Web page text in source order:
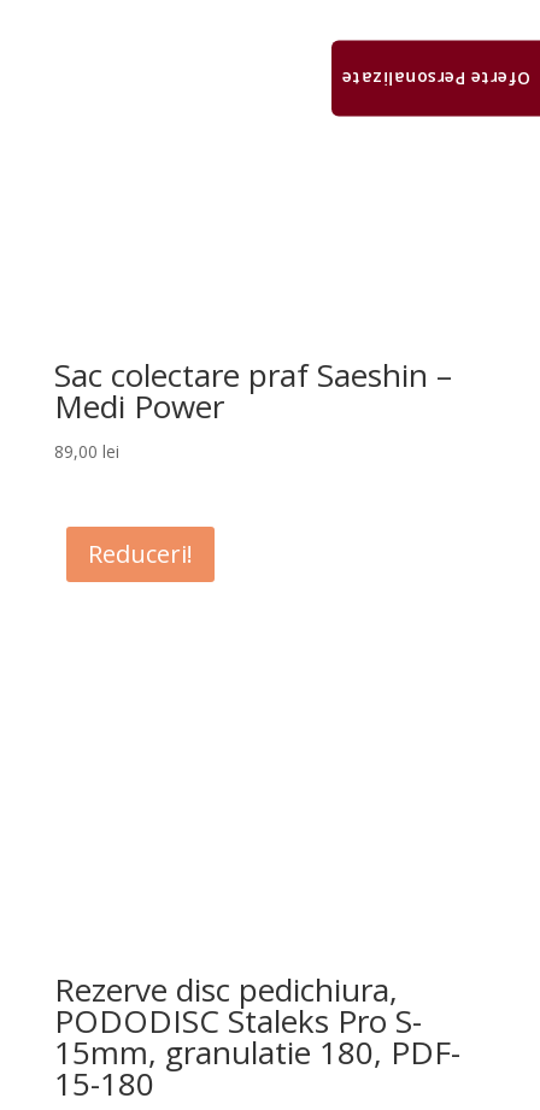
Sac colectare praf Saeshin –
Medi Power
89,00 lei
Reduceri!
Rezerve disc pedichiura,
PODODISC Staleks Pro S-
15mm, granulatie 180, PDF-
15-180
Oferte Personalizate